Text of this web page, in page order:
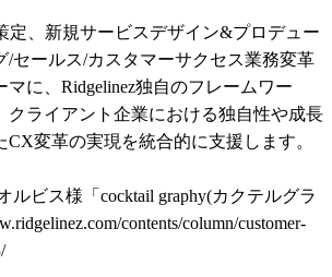
定、新規サービスデザイン&プロデュー
/セールス/カスタマーサクセス業務変革
マに、Ridgelinez独自のフレームワー
クライアント企業における独自性や成長
変革の実現を統合的に支援します。
ルビス様「cocktail graphy(カクテルグラ
contents/column/customer-